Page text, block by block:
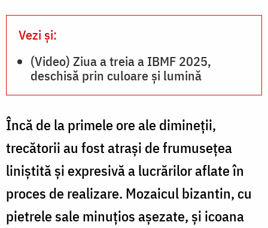
Nechifor
Vezi și:
(Video) Ziua a treia a IBMF 2025,
deschisă prin culoare și lumină
Încă de la primele ore ale dimineții,
trecătorii au fost atrași de frumusețea
liniștită și expresivă a lucrărilor aflate în
proces de realizare. Mozaicul bizantin, cu
pietrele sale minuțios așezate, și icoana